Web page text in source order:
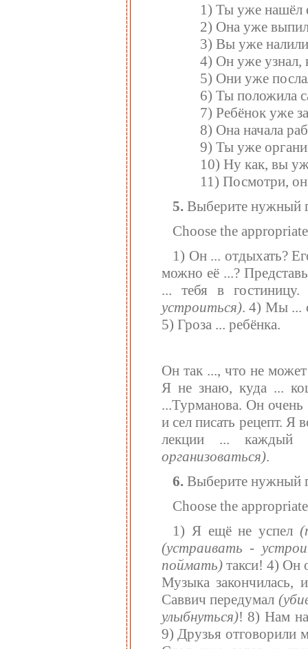
1) Ты уже нашёл
2) Она уже
3) Вы уже
4) Он уже узнал,
5) Они уже
6) Ты положила
7) Ребёнок уже
8) Она начала
9) Ты уже
10) Ну как, вы
11) Посмотри,
5. Выберите нужный
Choose the
1) Он ... отдыхать?
можно её ...?
... тебя в
устроиться). 4) Мы ...
5) Гроза ... ребёнка.
Он так ..., что не
Я не знаю, куда ...
...Турманова. Он
и сел писать рецепт. Я
лекции ...
организоваться).
6. Выберите нужный
Choose the
1) Я ещё не успел
(устраивать -
поймать)такси! 4) Он
Музыка закончилась,
Саввич передумал
улыбнуться)! 8) Нам
9) Друзья отговорили